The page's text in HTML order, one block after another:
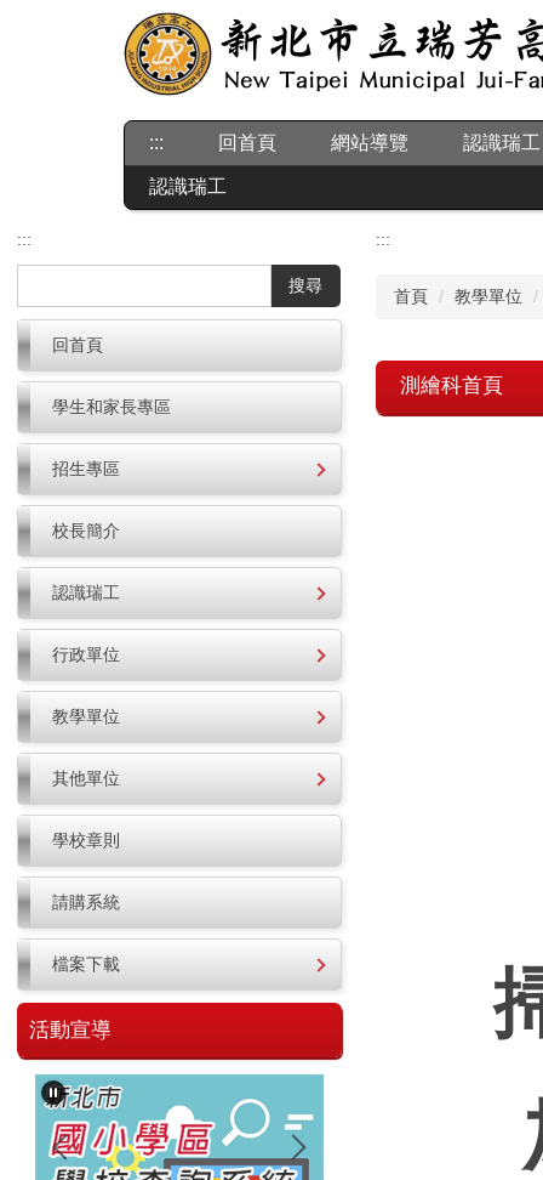
::: 回首頁 網站導覽 認識瑞工
認識瑞工
:::
搜尋
回首頁
學生和家長專區
招生專區
校長簡介
認識瑞工
行政單位
教學單位
其他單位
學校章則
請購系統
檔案下載
活動宣導
:::
首頁 教學單位
測繪科首頁